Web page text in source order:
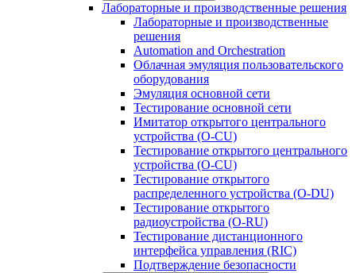
Лабораторные и производственные решения
Лабораторные и производственные
решения
Automation and Orchestration
Облачная эмуляция пользовательского
оборудования
Эмуляция основной сети
Тестирование основной сети
Имитатор открытого центрального
устройства (O-CU)
Тестирование открытого центрального
устройства (O-CU)
Тестирование открытого
распределенного устройства (O-DU)
Тестирование открытого
радиоустройства (O-RU)
Тестирование дистанционного
интерфейса управления (RIC)
Подтверждение безопасности